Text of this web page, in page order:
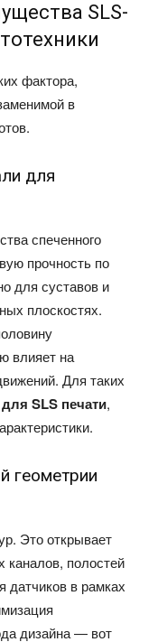
SLS-
фактора,
в
для
спеченного
прочность по
для суставов и
плоскостях.
влияет на
Для таких
для SLS печати,
геометрии
Это открывает
каналов, полостей
датчиков в рамках
дизайна — вот